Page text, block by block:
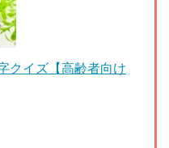
クイズ【高齢者向け